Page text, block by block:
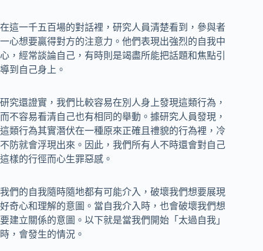
在這一千五百場的對話裡，研究人員清楚看到，參與者
一心想要贏得對方的注意力。他們表現出強烈的自我中
心，經常談論自己，有時則是竭盡所能把話題和焦點引
導到自己身上。
研究還證實，我們比較容易在別人身上發現這類行為，
而不容易看清自己也有相同的舉動。據研究人員發現，
這類行為其實潛伏在一種原來正確且禮貌的行為裡，冷
不防就會浮現出來。因此，我們所有人不時還會對自己
這樣的行徑而心生罪惡感。
我們的自我隨時隨地都有可能介入，破壞我們想要展現
好奇心和理解的意圖。當自我介入時，也會破壞我們想
要建立關係的意圖。以下就是當我們開始「太過自我」
時，會發生的情況。